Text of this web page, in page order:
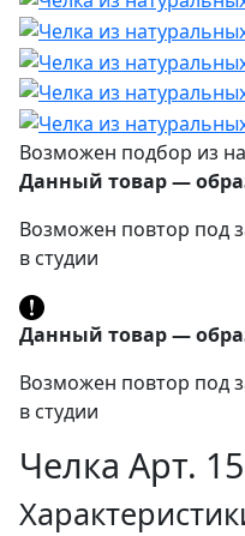
Возможен подбор из
Данный товар —
Возможен повтор под
в студии
Данный товар —
Возможен повтор под
в студии
Челка Арт. 15